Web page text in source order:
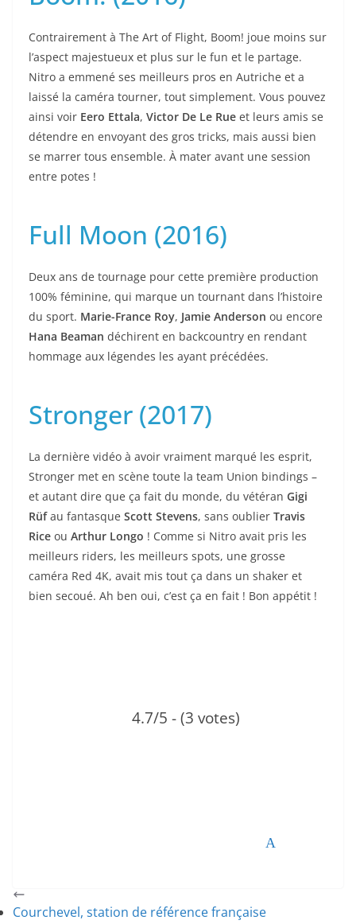
Contrairement à The Art of Flight, Boom! joue moins sur
l’aspect majestueux et plus sur le fun et le partage.
Nitro a emmené ses meilleurs pros en Autriche et a
laissé la caméra tourner, tout simplement. Vous pouvez
ainsi voir Eero Ettala, Victor De Le Rue et leurs amis se
détendre en envoyant des gros tricks, mais aussi bien
se marrer tous ensemble. À mater avant une session
entre potes !
Full Moon (2016)
Deux ans de tournage pour cette première production
100% féminine, qui marque un tournant dans l’histoire
du sport. Marie-France Roy, Jamie Anderson ou encore
Hana Beaman déchirent en backcountry en rendant
hommage aux légendes les ayant précédées.
Stronger (2017)
La dernière vidéo à avoir vraiment marqué les esprit,
Stronger met en scène toute la team Union bindings –
et autant dire que ça fait du monde, du vétéran Gigi
Rüfau fantasque Scott Stevens, sans oublier Travis
Rice ou Arthur Longo ! Comme si Nitro avait pris les
meilleurs riders, les meilleurs spots, une grosse
caméra Red 4K, avait mis tout ça dans un shaker et
bien secoué. Ah ben oui, c’est ça en fait ! Bon appétit !
4.7/5 - (3 votes)
Courchevel, station de référence française